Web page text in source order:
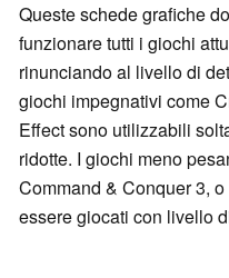
Queste schede grafiche
funzionare tutti i giochi
rinunciando al livello di
giochi impegnativi come
Effect sono utilizzabili
ridotte. I giochi meno
Command & Conquer 3,
essere giocati con livello